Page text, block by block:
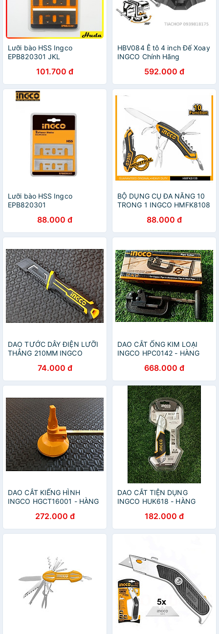
Lưỡi bào HSS Ingco
EPB820301 JKL
101.700 đ
HBV084 Ê tô 4 inch Đế Xoay
INGCO Chính Hãng
592.000 đ
Lưỡi bào HSS Ingco
EPB820301
88.000 đ
BỘ DỤNG CỤ ĐA NĂNG 10
TRONG 1 INGCO HMFK8108
88.000 đ
DAO TƯỚC DÂY ĐIỆN LƯỠI
THẲNG 210MM INGCO
74.000 đ
DAO CẮT ỐNG KIM LOẠI
INGCO HPC0142 - HÀNG
668.000 đ
DAO CẮT KIẾNG HÌNH
INGCO HGCT16001 - HÀNG
272.000 đ
DAO CẮT TIỆN DỤNG
INGCO HUK618 - HÀNG
182.000 đ